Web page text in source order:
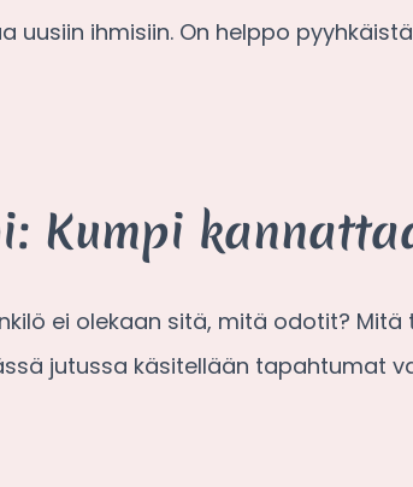
ihmisiin. On helppo
Kumpi
ei olekaan sitä, mitä odotit?
jutussa käsitellään tapahtumat